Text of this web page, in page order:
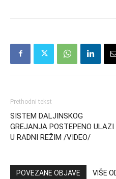
Prethodni tekst
SISTEM DALJINSKOG
GREJANJA POSTEPENO ULAZI
U RADNI REŽIM /VIDEO/
POVEZANE OBJAVE VIŠE